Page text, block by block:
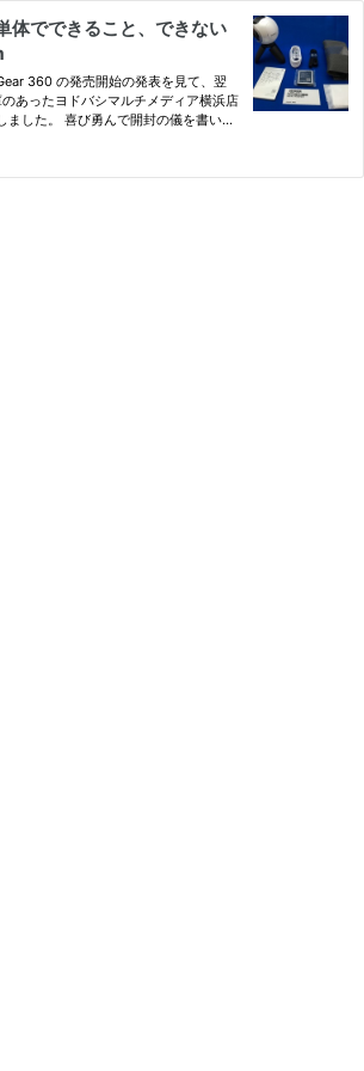
でできること、できない
360 の発売開始の発表を見て、翌
あったヨドバシマルチメディア横浜店
した。 喜び勇んで開封の儀を書いた